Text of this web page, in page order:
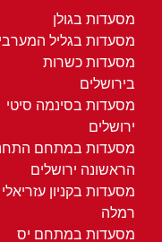
מסעדות בגולן
מסעדות בגליל
מסעדות כשרות
בירושלים
מסעדות בסינמה סיטי
ירושלים
מסעדות במתחם
הראשונה ירושלים
מסעדות בקניון עזריאלי
רמלה
מסעדות במתחם יס